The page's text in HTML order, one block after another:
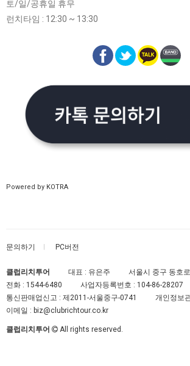
토/일/공휴일 휴무
런치타임 : 12:30 ~ 13:30
Powered by KOTRA
문의하기 PC버전
클럽리치투어 대표 : 유은주
서울시 중구 동호
전화 : 1544-6480 사업자등록번호 : 104-86-28207
통신판매업신고 : 제2011-서울중구-0741
개인정보
이메일 : biz@clubrichtour.co.kr
클럽리치투어 All rights reserved.